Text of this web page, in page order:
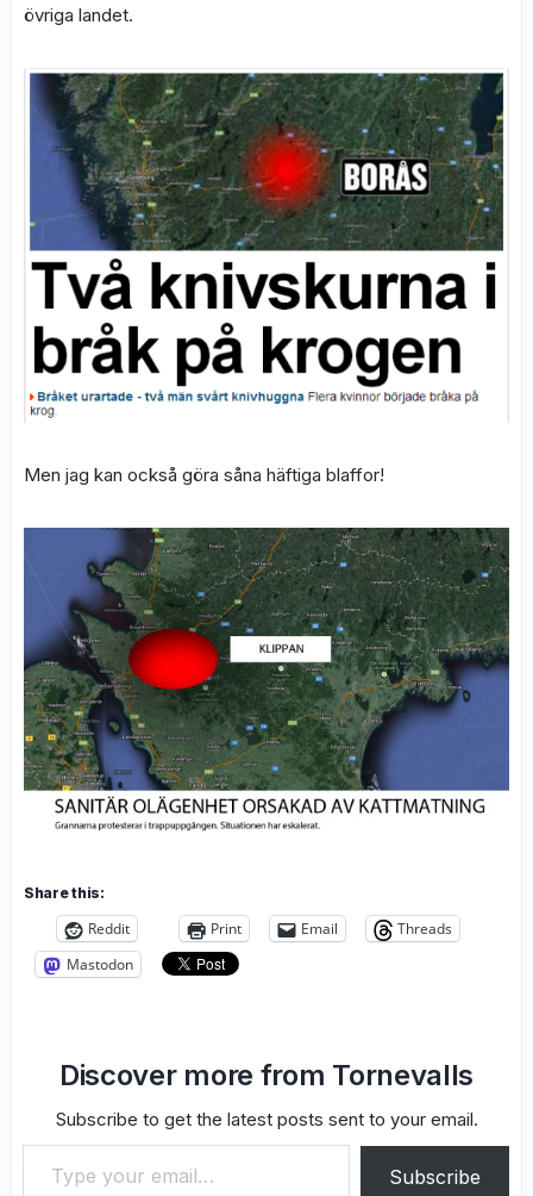
övriga landet.
Men jag kan också göra såna häftiga blaffor!
Share this:
Reddit Print Email
Threads
Mastodon
Discover more from Tornevalls
Subscribe to get the latest posts sent to your email.
Type your email…
Subscribe